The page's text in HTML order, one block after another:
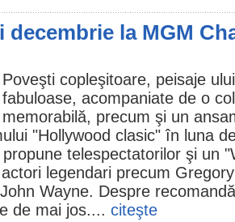
decembrie la MGM
Poveşti copleşitoare, peisaje
fabuloase, acompaniate de o
memorabilă, precum şi un
"Hollywood clasic" în luna
telespectatorilor şi un
legendari precum
John Wayne. Despre
de mai jos.... citeşte